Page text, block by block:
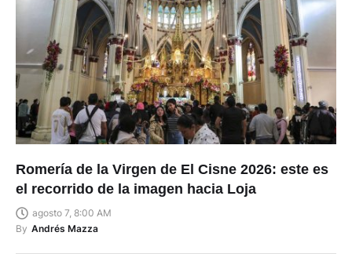
Romería de la Virgen de El Cisne 2026: este es
el recorrido de la imagen hacia Loja
agosto 7, 8:00 AM
By Andrés Mazza